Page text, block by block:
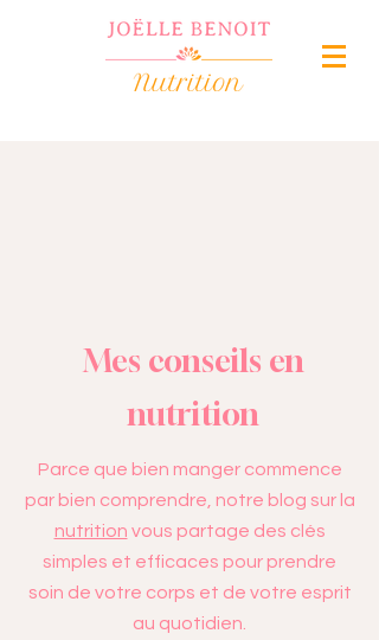
Mes conseils en
nutrition
Parce que bien manger commence
par bien comprendre, notre blog sur la
nutrition vous partage des clés
simples et efficaces pour prendre
soin de votre corps et de votre esprit
au quotidien.